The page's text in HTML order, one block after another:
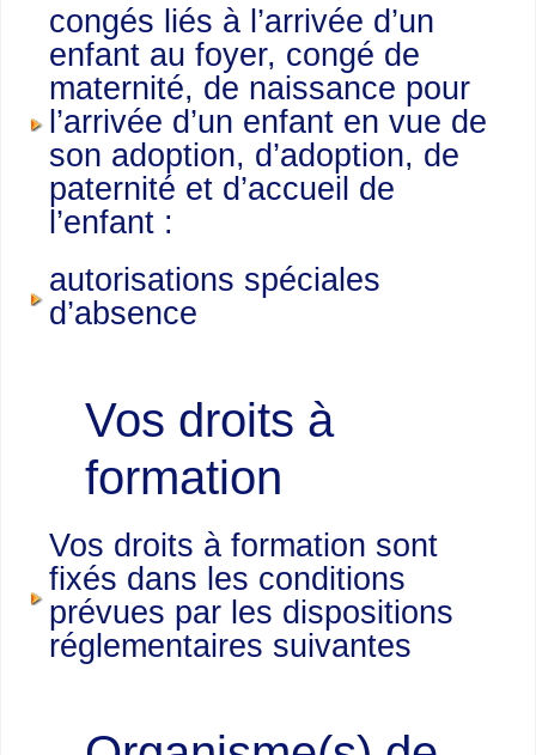
congés liés à l’arrivée d’un
enfant au foyer, congé de
maternité, de naissance pour
l’arrivée d’un enfant en vue de
son adoption, d’adoption, de
paternité et d’accueil de
l’enfant :
autorisations spéciales
d’absence
Vos droits à
formation
Vos droits à formation sont
fixés dans les conditions
prévues par les dispositions
réglementaires suivantes